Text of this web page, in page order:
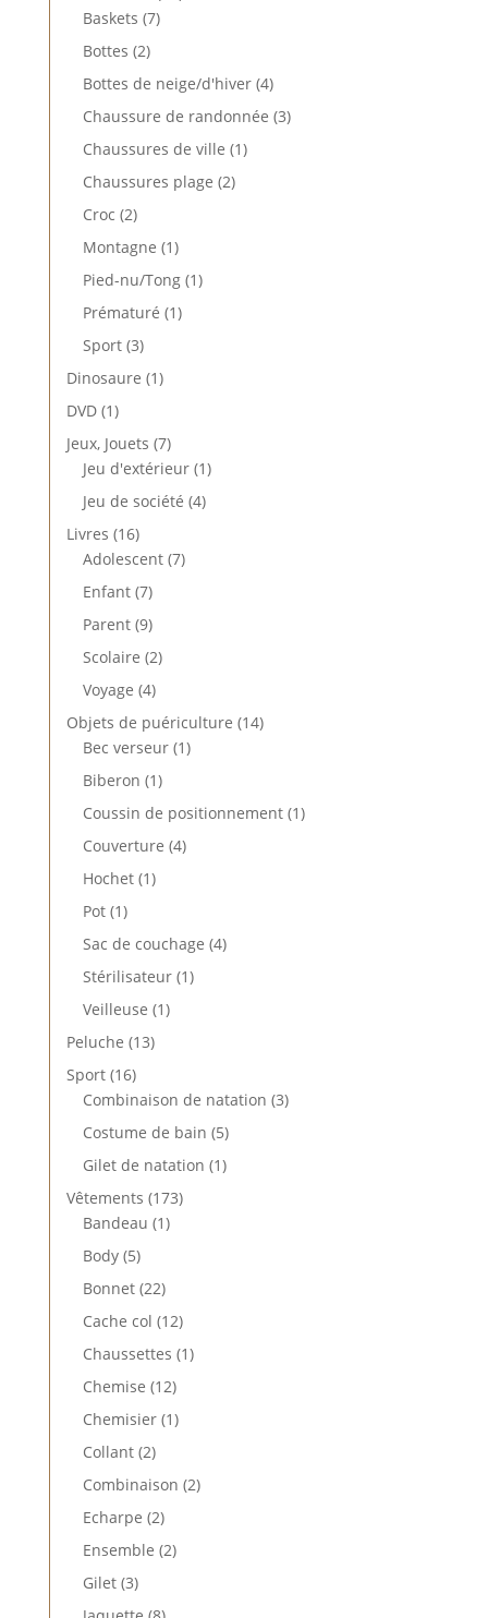
Baskets 77
Bottes 22
produits
Bottes de neige/d'hiver 44
produits
Chaussure de randonnée 33
Chaussures de ville 11
Chaussures plage 22
Croc 22
produits
Montagne 11
produit
Pied-nu/Tong 11
Prématuré 11
Sport 33
produits
Dinosaure 11
DVD 11
produit
Jeux, Jouets 77
produits
Jeu d'extérieur 11
Jeu de société 44
Livres 1616
produits
Adolescent 77
Enfant 77
produits
Parent 99
produits
Scolaire 22
Voyage 44
produits
Objets de puériculture 1414
Bec verseur 11
Biberon 11
produit
Coussin de positionnement 11
Couverture 44
Hochet 11
Pot 11
produit
Sac de couchage 44
Stérilisateur 11
Veilleuse 11
Peluche 1313
Sport 1616
produits
Combinaison de natation 33
Costume de bain 55
produits
Gilet de natation 11
Vêtements 173173
Bandeau 11
Body 55
produits
Bonnet 2222
produits
Cache col 1212
produits
Chaussettes 11
Chemise 1212
produits
Chemisier 11
Collant 22
produits
Combinaison 22
Echarpe 22
produits
Ensemble 22
Gilet 33
produits